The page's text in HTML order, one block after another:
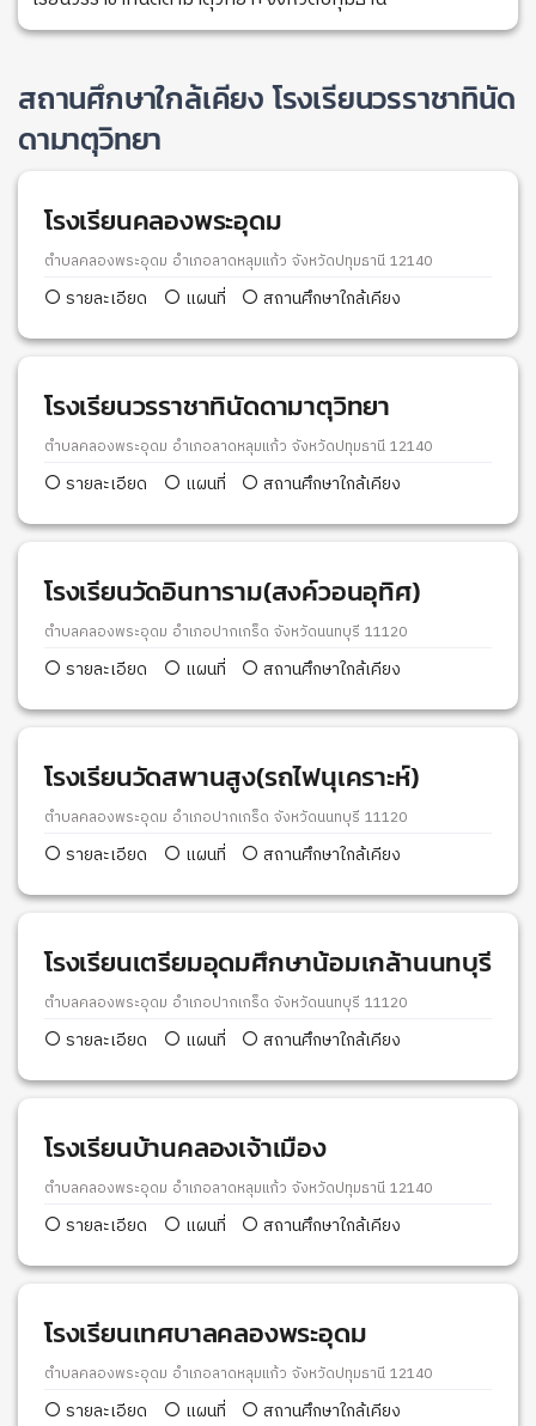
สถานศึกษาใกล้เคียง โรงเรียนวรราชาทินัด
ดามาตุวิทยา
โรงเรียนคลองพระอุดม
ตำบลคลองพระอุดม อำเภอลาดหลุมแก้ว จังหวัดปทุมธานี 12140
รายละเอียด แผนที่ สถานศึกษาใกล้เคียง
โรงเรียนวรราชาทินัดดามาตุวิทยา
ตำบลคลองพระอุดม อำเภอลาดหลุมแก้ว จังหวัดปทุมธานี 12140
รายละเอียด แผนที่ สถานศึกษาใกล้เคียง
โรงเรียนวัดอินทาราม(สงค์วอนอุทิศ)
ตำบลคลองพระอุดม อำเภอปากเกร็ด จังหวัดนนทบุรี 11120
รายละเอียด แผนที่ สถานศึกษาใกล้เคียง
โรงเรียนวัดสพานสูง(รถไฟนุเคราะห์)
ตำบลคลองพระอุดม อำเภอปากเกร็ด จังหวัดนนทบุรี 11120
รายละเอียด แผนที่ สถานศึกษาใกล้เคียง
โรงเรียนเตรียมอุดมศึกษาน้อมเกล้านนทบุรี
ตำบลคลองพระอุดม อำเภอปากเกร็ด จังหวัดนนทบุรี 11120
รายละเอียด แผนที่ สถานศึกษาใกล้เคียง
โรงเรียนบ้านคลองเจ้าเมือง
ตำบลคลองพระอุดม อำเภอลาดหลุมแก้ว จังหวัดปทุมธานี 12140
รายละเอียด แผนที่ สถานศึกษาใกล้เคียง
โรงเรียนเทศบาลคลองพระอุดม
ตำบลคลองพระอุดม อำเภอลาดหลุมแก้ว จังหวัดปทุมธานี 12140
รายละเอียด แผนที่ สถานศึกษาใกล้เคียง